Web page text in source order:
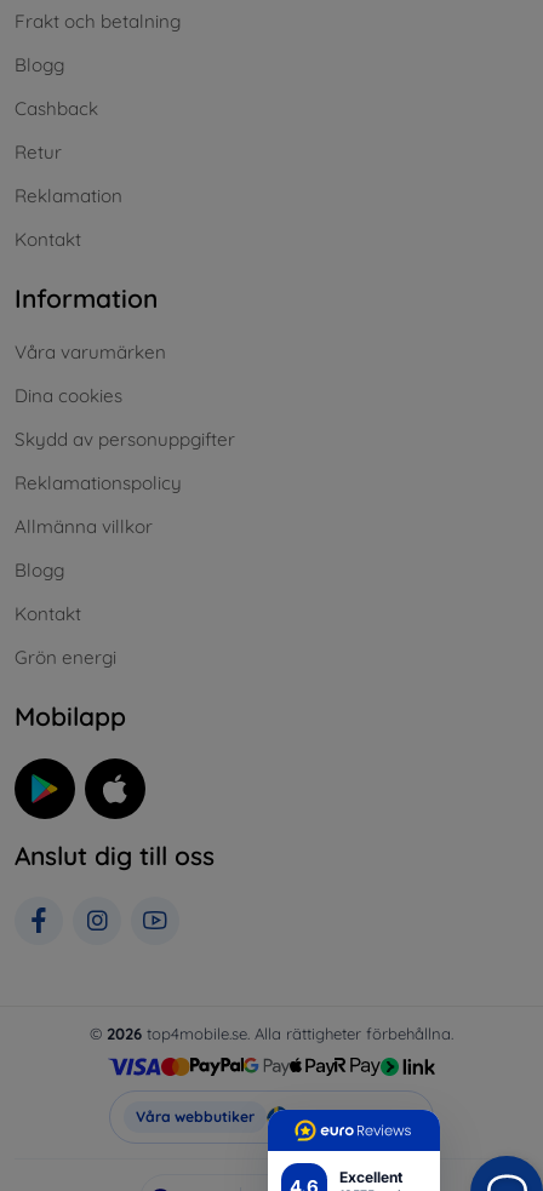
4.6 Excellent
Frakt och betalning
Blogg
Cashback
Retur
Reklamation
Kontakt
Information
Våra varumärken
Dina cookies
Skydd av personuppgifter
Reklamationspolicy
Allmänna villkor
Blogg
Kontakt
Grön energi
Mobilapp
Anslut dig till oss
© 2026 top4mobile.se. Alla rättigheter förbehållna.
Våra webbutiker Top4Mobile.se